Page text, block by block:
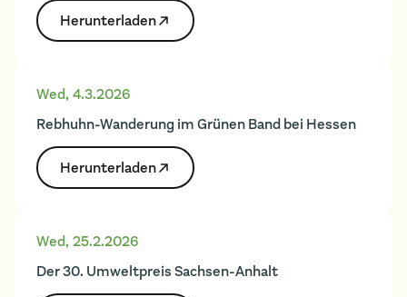
Herunter­laden
Wed, 4.3.2026
Rebhuhn-Wanderung im Grünen Band bei Hessen
Herunter­laden
Wed, 25.2.2026
Der 30. Umweltpreis Sachsen-Anhalt